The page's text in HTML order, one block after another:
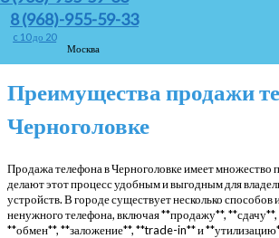
8 (968)-955-59-33
c 10 до 20
Москва
выгодной, если следовать вышеуказанным
продажи, подготовка устройства и использование
помогут быстро и надежно продать телефон.
Преимущества продажи
Черноголовке
Продажа телефона в Черноголовке имеет множество
делают этот процесс удобным и выгодным для
устройств. В городе существует несколько способов
ненужного телефона, включая **продажу**,
**обмен**, **заложение**, **trade-in** и